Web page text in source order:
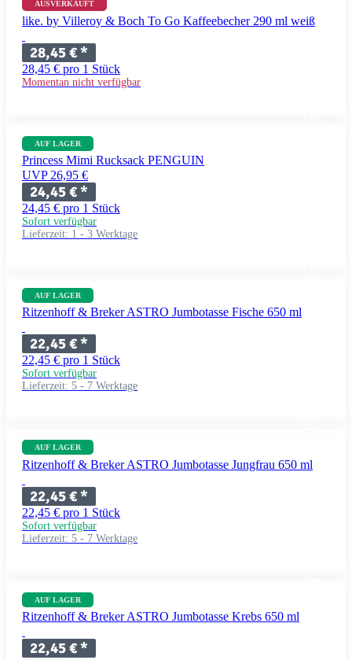
AUSVERKAUFT
like. by Villeroy & Boch To Go Kaffeebecher 290 ml weiß
28,45 €*
28,45 € pro 1 Stück
Momentan nicht verfügbar
AUF LAGER
Princess Mimi Rucksack PENGUIN
UVP 26,95 €
24,45 €*
24,45 € pro 1 Stück
Sofort verfügbar
Lieferzeit: 1 - 3 Werktage
AUF LAGER
Ritzenhoff & Breker ASTRO Jumbotasse Fische 650 ml
22,45 €*
22,45 € pro 1 Stück
Sofort verfügbar
Lieferzeit: 5 - 7 Werktage
AUF LAGER
Ritzenhoff & Breker ASTRO Jumbotasse Jungfrau 650 ml
22,45 €*
22,45 € pro 1 Stück
Sofort verfügbar
Lieferzeit: 5 - 7 Werktage
AUF LAGER
Ritzenhoff & Breker ASTRO Jumbotasse Krebs 650 ml
22,45 €*